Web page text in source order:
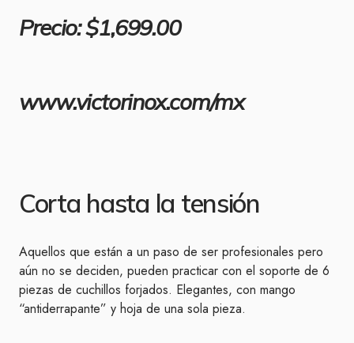
Precio: $1,699.00
www.victorinox.com/mx
Corta hasta la tensión
Aquellos que están a un paso de ser profesionales pero
aún no se deciden, pueden practicar con el soporte de 6
piezas de cuchillos forjados. Elegantes, con mango
“antiderrapante” y hoja de una sola pieza.